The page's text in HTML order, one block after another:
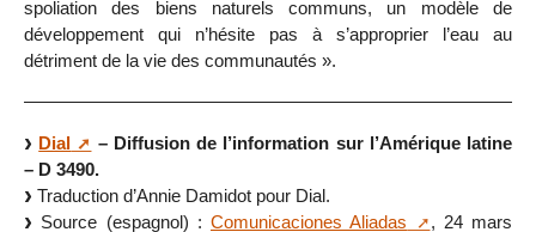
spoliation des biens naturels communs, un modèle de
développement qui n’hésite pas à s’approprier l’eau au
détriment de la vie des communautés ».
Dial
– Diffusion de l’information sur l’Amérique latine
– D 3490.
Traduction d’Annie Damidot pour Dial.
Source (espagnol) : Comunicaciones Aliadas
, 24 mars